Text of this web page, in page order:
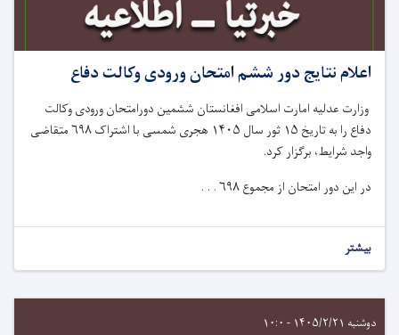
اعلام نتایج دور ششم امتحان ورودی وکالت دفاع
وزارت عدلیه امارت اسلامی افغانستان ششمین دورامتحان ورودی وکالت
دفاع را به تاریخ ۱۵ ثور سال ۱۴۰۵ هجری شمسی با اشتراک ۶۹۸ متقاضی
واجد شرایط، برگزار کرد.
در این دور امتحان از مجموع ۶۹۸ . . .
بیشتر
دوشنبه ۱۴۰۵/۲/۲۱ - ۱۰:۰